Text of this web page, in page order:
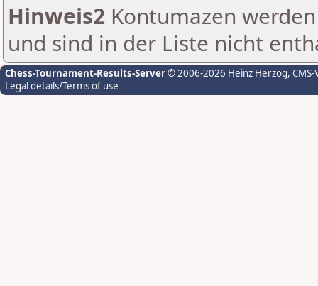
Hinweis2 Kontumazen
und sind in der Liste nicht
Chess-Tournament-Results-Server© 2006-2026 Heinz Herzog,
Legal details/Terms of use